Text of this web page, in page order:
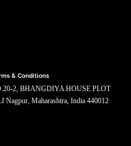
& Conditions
2, BHANGDIYA HOUSE PLOT
Maharashtra, India 440012